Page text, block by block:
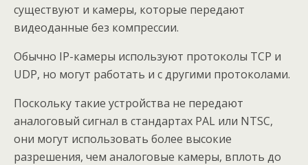
существуют и камеры, которые передают
видеоданные без компрессии.
Обычно IP-камеры используют протоколы TCP и
UDP, но могут работать и с другими протоколами.
Поскольку такие устройства не передают
аналоговый сигнал в стандартах PAL или NTSC,
они могут использовать более высокие
разрешения, чем аналоговые камеры, вплоть до